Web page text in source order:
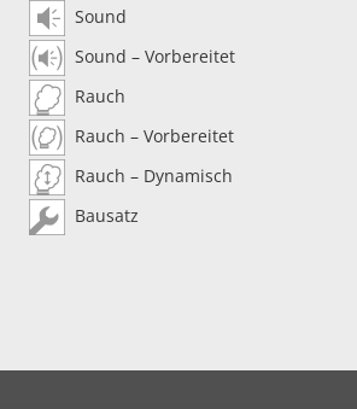
Sound
Sound – Vorbereitet
Rauch
Rauch – Vorbereitet
Rauch – Dynamisch
Bausatz